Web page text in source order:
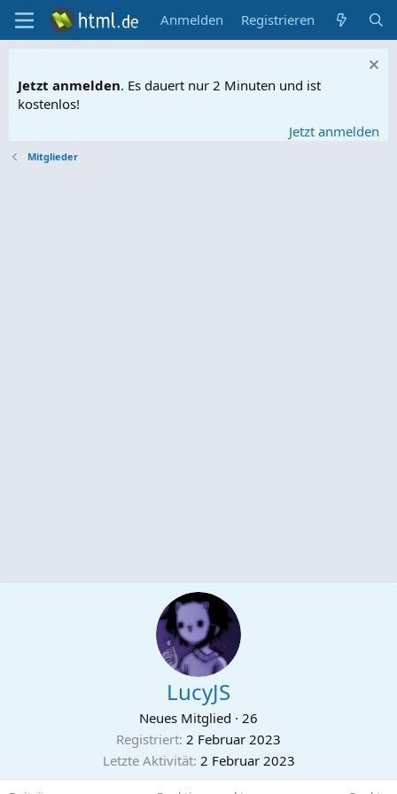
Anmelden Registrieren
Jetzt anmelden. Es dauert nur 2 Minuten und ist
kostenlos!
Jetzt anmelden
Mitglieder
LucyJS
Neues Mitglied · 26
Registriert 2 Februar 2023
Letzte Aktivität 2 Februar 2023